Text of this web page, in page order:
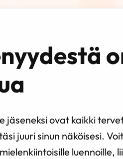
jäseneksi ovat kaikki
juuri sinun näköisesi.
luennoille,